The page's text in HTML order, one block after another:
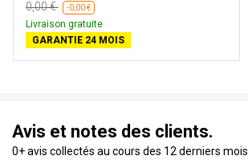
0,00 € -0,00 €
Livraison gratuite
GARANTIE 24 MOIS
Avis et notes des clients.
0+ avis collectés au cours des 12 derniers mois.